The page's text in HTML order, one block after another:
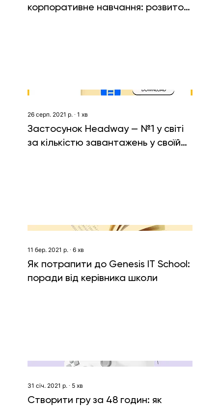
корпоративне навчання: розвиток,
26 серп. 2021 р. ∙ 1 хв
Застосунок Headway — №1 у світі
за кількістю завантажень у своїй
11 бер. 2021 р.∙ 6 хв
Як потрапити до Genesis IТ School:
поради від керівника школи
31 січ. 2021 р. ∙ 5 хв
Створити гру за 48 годин: як